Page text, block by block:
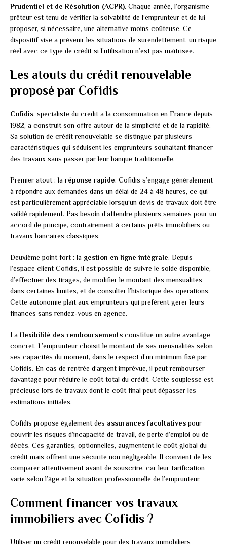
Prudentiel et de Résolution (ACPR). Chaque année, l’organisme
prêteur est tenu de vérifier la solvabilité de l’emprunteur et de lui
proposer, si nécessaire, une alternative moins coûteuse. Ce
dispositif vise à prévenir les situations de surendettement, un risque
réel avec ce type de crédit si l’utilisation n’est pas maîtrisée.
Les atouts du crédit renouvelable
proposé par Cofidis
Cofidis, spécialiste du crédit à la consommation en France depuis
1982, a construit son offre autour de la simplicité et de la rapidité.
Sa solution de crédit renouvelable se distingue par plusieurs
caractéristiques qui séduisent les emprunteurs souhaitant financer
des travaux sans passer par leur banque traditionnelle.
Premier atout : la réponse rapide. Cofidis s’engage généralement
à répondre aux demandes dans un délai de 24 à 48 heures, ce qui
est particulièrement appréciable lorsqu’un devis de travaux doit être
validé rapidement. Pas besoin d’attendre plusieurs semaines pour un
accord de principe, contrairement à certains prêts immobiliers ou
travaux bancaires classiques.
Deuxième point fort : la gestion en ligne intégrale. Depuis
l’espace client Cofidis, il est possible de suivre le solde disponible,
d’effectuer des tirages, de modifier le montant des mensualités
dans certaines limites, et de consulter l’historique des opérations.
Cette autonomie plaît aux emprunteurs qui préfèrent gérer leurs
finances sans rendez-vous en agence.
La flexibilité des remboursements constitue un autre avantage
concret. L’emprunteur choisit le montant de ses mensualités selon
ses capacités du moment, dans le respect d’un minimum fixé par
Cofidis. En cas de rentrée d’argent imprévue, il peut rembourser
davantage pour réduire le coût total du crédit. Cette souplesse est
précieuse lors de travaux dont le coût final peut dépasser les
estimations initiales.
Cofidis propose également des assurances facultativespour
couvrir les risques d’incapacité de travail, de perte d’emploi ou de
décès. Ces garanties, optionnelles, augmentent le coût global du
crédit mais offrent une sécurité non négligeable. Il convient de les
comparer attentivement avant de souscrire, car leur tarification
varie selon l’âge et la situation professionnelle de l’emprunteur.
Comment financer vos travaux
immobiliers avec Cofidis ?
Utiliser un crédit renouvelable pour des travaux immobiliers